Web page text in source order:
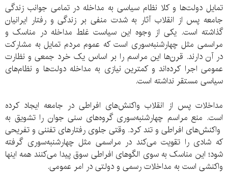
تمایل دولت‌ها و کلا نظام سیاسی به مداخله در تمامی جوانب زندگی
جامعه پس از انقلاب آثار به شدت منفی بر زندگی و رفتار ایرانیان
گذاشته است. یکی از وجوه این سیاست غلط مداخله در مناسک و
مراسمی مثل چهارشنبه‌سوری است که عموم مردم تمایل به مشارکت
در آن دارند. قرن‌ها این مراسم را بر اساس یک خرد جمعی و نظارت
عمومی اجرا ‌کرده‌اند و کمترین نیازی به مداخله دولت‌ها و نظام‌های
سیاسی مستقر نداشته است.
مداخلات پس از انقلاب واکنش‌های افراطی در جامعه ایجاد کرده
است. منع مراسم چهارشنبه‌سوری گروه‌های سنی جوان را تشویق به
واکنش‌های افراطی و تند کرد. وقتی جلوی رفتارهای تفننی و تفریحی
که شادی را تقویت می‌کند در مراسمی مثل چهارشنبه‌سوری گرفته
‌شود؛ این مناسک به سوی الگوهای افراطی سوق پیدا می‌کنند همه اینها
واکنشی است به مداخلات رسمی و دولتی در امر عمومی.